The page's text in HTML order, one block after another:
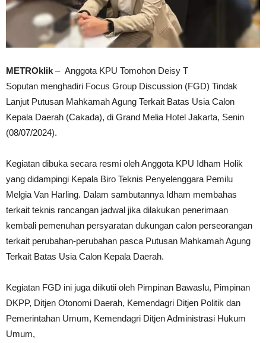
METROklik – Anggota KPU Tomohon Deisy T
Soputan menghadiri Focus Group Discussion (FGD) Tindak
Lanjut Putusan Mahkamah Agung Terkait Batas Usia Calon
Kepala Daerah (Cakada), di Grand Melia Hotel Jakarta, Senin
(08/07/2024).
Kegiatan dibuka secara resmi oleh Anggota KPU Idham Holik
yang didampingi Kepala Biro Teknis Penyelenggara Pemilu
Melgia Van Harling. Dalam sambutannya Idham membahas
terkait teknis rancangan jadwal jika dilakukan penerimaan
kembali pemenuhan persyaratan dukungan calon perseorangan
terkait perubahan-perubahan pasca Putusan Mahkamah Agung
Terkait Batas Usia Calon Kepala Daerah.
Kegiatan FGD ini juga diikutii oleh Pimpinan Bawaslu, Pimpinan
DKPP, Ditjen Otonomi Daerah, Kemendagri Ditjen Politik dan
Pemerintahan Umum, Kemendagri Ditjen Administrasi Hukum
Umum,